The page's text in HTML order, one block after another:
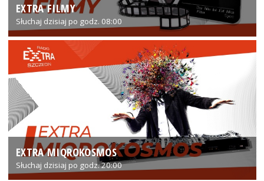
EXTRA FILMY
Słuchaj dzisiaj po godz. 08:00
EXTRA MIQROKOSMOS
Słuchaj dzisiaj po godz. 20:00